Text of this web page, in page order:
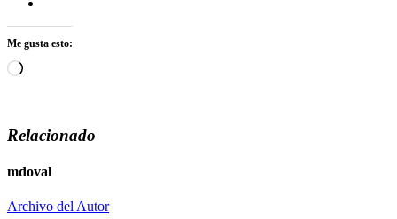
Me gusta esto:
Cargando...
Relacionado
mdoval
Archivo del Autor